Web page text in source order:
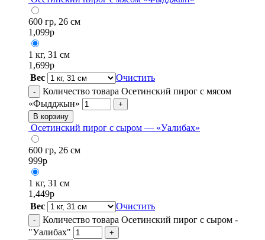
600 гр, 26 см
1,099р
1 кг, 31 см
1,699р
Вес
Очистить
-
Количество товара Осетинский пирог с мясом
«Фыдджын»
+
В корзину
Осетинский пирог с сыром — «Уалибах»
600 гр, 26 см
999р
1 кг, 31 см
1,449р
Вес
Очистить
-
Количество товара Осетинский пирог с сыром -
"Уалибах"
+